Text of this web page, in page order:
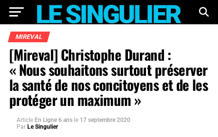
MIREVAL
[Mireval] Christophe Durand :
« Nous souhaitons surtout préserver
la santé de nos concitoyens et de les
protéger un maximum »
Article En Ligne 6 ans le 17 septembre 2020
Par Le Singulier